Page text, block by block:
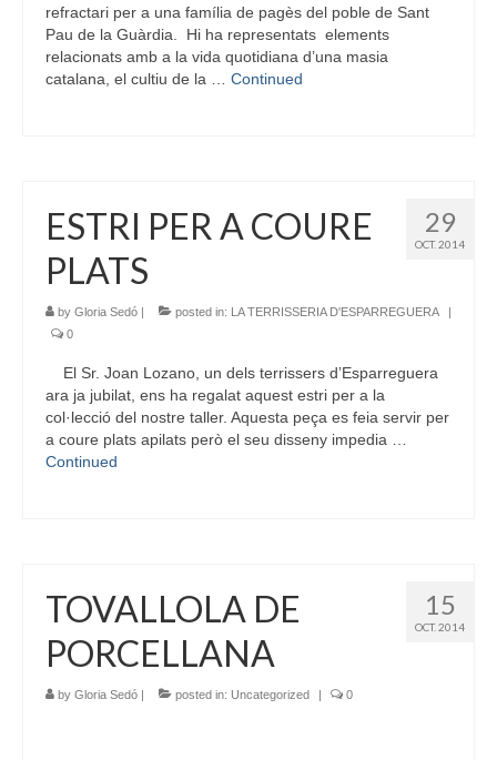
refractari per a una família de pagès del poble de Sant
Pau de la Guàrdia. Hi ha representats elements
relacionats amb a la vida quotidiana d’una masia
catalana, el cultiu de la … Continued
29
OCT. 2014
ESTRI PER A COURE
PLATS
by Gloria Sedó | posted in: LA TERRISSERIA D'ESPARREGUERA
|
0
El Sr. Joan Lozano, un dels terrissers d’Esparreguera
ara ja jubilat, ens ha regalat aquest estri per a la
col·lecció del nostre taller. Aquesta peça es feia servir per
a coure plats apilats però el seu disseny impedia …
Continued
15
OCT. 2014
TOVALLOLA DE
PORCELLANA
by Gloria Sedó | posted in: Uncategorized | 0